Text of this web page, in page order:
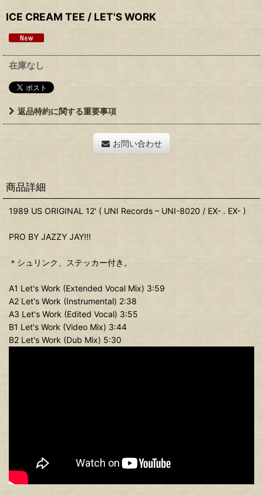
ICE CREAM TEE / LET'S WORK
在庫なし
返品特約に関する重要事項
お問い合わせ
商品詳細
1989 US ORIGINAL 12' ( UNI Records – UNI-8020 / EX- . EX- )
PRO BY JAZZY JAY!!!
＊シュリンク、ステッカー付き。
A1 Let's Work (Extended Vocal Mix) 3:59
A2 Let's Work (Instrumental) 2:38
A3 Let's Work (Edited Vocal) 3:55
B1 Let's Work (Video Mix) 3:44
B2 Let's Work (Dub Mix) 5:30